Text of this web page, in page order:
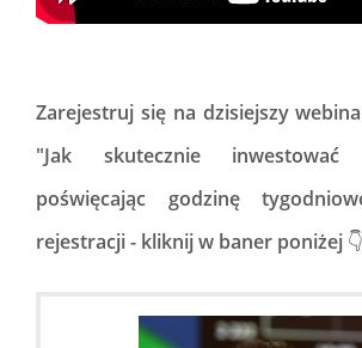
Zarejestruj się na dzisiejszy
"Jak skutecznie inwestować
poświęcając godzinę
rejestracji - kliknij w baner poniżej 👇